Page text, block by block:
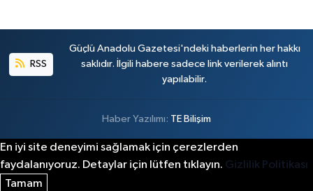
RSS
Güçlü Anadolu Gazetesi'ndeki haberlerin her hakkı
saklıdır. İlgili habere sadece link verilerek alıntı
yapılabilir.
Haber Yazılımı: TE Bilişim
En iyi site deneyimi sağlamak için çerezlerden
faydalanıyoruz. Detaylar için lütfen tıklayın. Gizlilik Politikası
Tamam